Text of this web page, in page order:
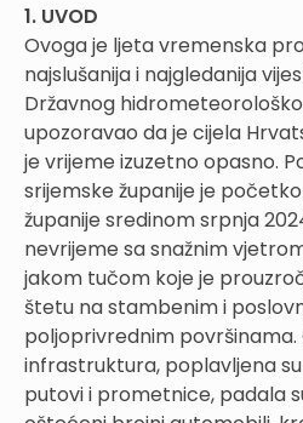
1. UVOD
Ovoga je ljeta vremenska
najslušanija i najgledanija
Državnog
upozoravao da je cijela
je vrijeme izuzetno opasno.
srijemske županije je
županije sredinom srpnja
nevrijeme sa snažnim
jakom tučom koje je
štetu na stambenim i
poljoprivrednim
infrastruktura, poplavljena
putovi i prometnice, padala